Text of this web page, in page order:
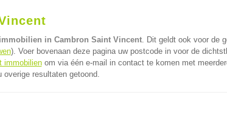
immobilien in Cambron Saint Vincent. Dit geldt ook voor de
). Voer bovenaan deze pagina uw postcode in voor de
immobilienom via één e-mail in contact te komen met
overige resultaten getoond.